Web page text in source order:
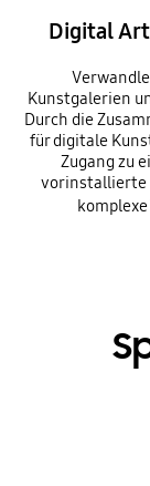
Digital
Kunstgalerien
Durch die
für digitale
Zugang zu
vorinstallierte